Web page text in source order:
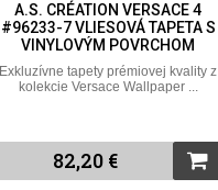
A.S. CRÉATION VERSACE 4
#96233-7 VLIESOVÁ TAPETA S
VINYLOVÝM POVRCHOM
Exkluzívne tapety prémiovej kvality z
kolekcie Versace Wallpaper ...
82,20 €